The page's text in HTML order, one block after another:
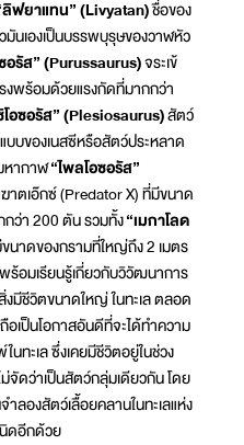
ลิฟยาแทน” (Livyatan)ชื่อของ
นเองเป็นบรรพบุรุษของวาฬหัว
อรัส” (Purussaurus)จระเข้
งพร้อมด้วยแรงกัดที่มากกว่า
อซอรัส” (Plesiosaurus)สัตว์
บของเนสซีหรือสัตว์ประหลาด
หากาฬ“ไพลโอซอรัส”
าตเอ๊กซ์ (Predator X) ที่มีขนาด
กว่า 200 ตัน รวมทั้ง“เมกาโลด
นาดของกรามที่ใหญ่ถึง 2 เมตร
อมเรียนรู้เกี่ยวกับวิวัฒนาการ
มีชีวิตขนาดใหญ่ ในทะเล ตลอด
เป็นโอกาสอันดีที่จะได้ทำความ
ทะเล ซึ่งเคยมีชีวิตอยู่ในช่วง
ม่จัดว่าเป็นสัตว์กลุ่มเดียวกัน โดย
ลองสัตว์เลื้อยคลานในทะเลแห่ง
ดอีกด้วย